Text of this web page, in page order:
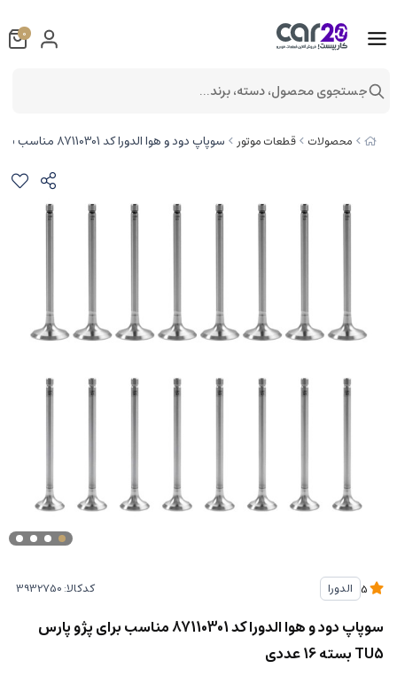
محصولات قطعات موتور سوپاپ دود و هوا الدورا کد 87110301 مناسب برای پژو پارس TU5 بسته 16 عددی
الدورا کدکالا:
سوپاپ دود و هوا الدورا کد 87110301 مناسب برای پژو پارس
TU5 بسته 16 عددی
0
جستجوی محصول، دسته، برند...